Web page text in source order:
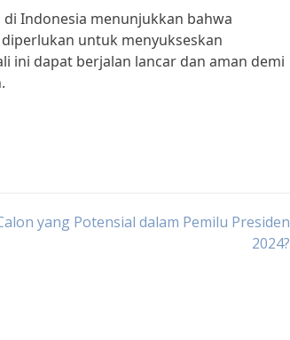
Indonesia menunjukkan bahwa
untuk menyukseskan
ini dapat berjalan lancar dan aman demi
yang Potensial dalam Pemilu Presiden
2024?